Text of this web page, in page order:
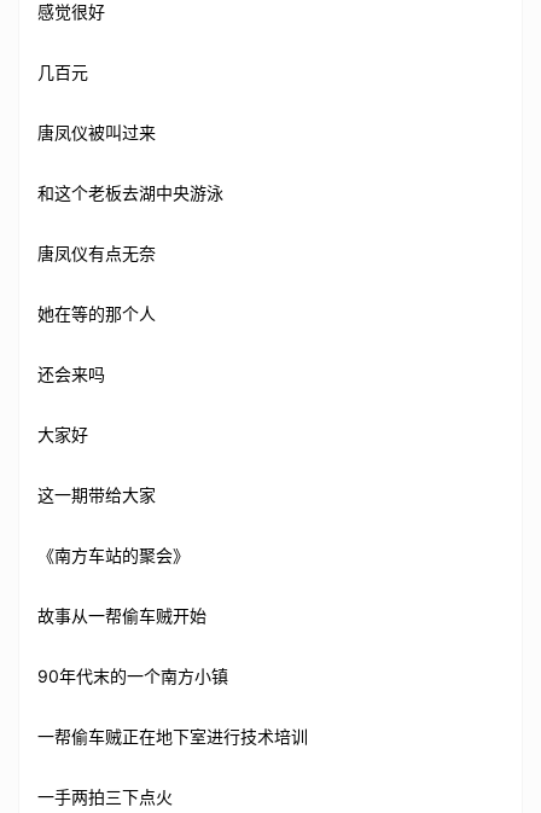
感觉很好
几百元
唐凤仪被叫过来
和这个老板去湖中央游泳
唐凤仪有点无奈
她在等的那个人
还会来吗
大家好
这一期带给大家
《南方车站的聚会》
故事从一帮偷车贼开始
90年代末的一个南方小镇
一帮偷车贼正在地下室进行技术培训
一手两拍三下点火